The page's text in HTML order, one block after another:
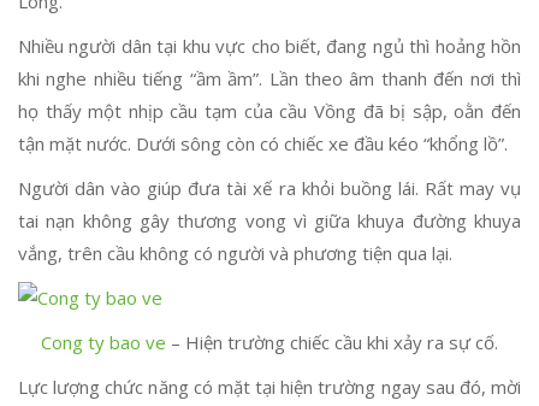
Nhiều người dân tại khu vực cho biết, đang ngủ thì hoảng hồn
khi nghe nhiều tiếng “ầm ầm”. Lần theo âm thanh đến nơi thì
họ thấy một nhịp cầu tạm của cầu Vồng đã bị sập, oằn đến
tận mặt nước. Dưới sông còn có chiếc xe đầu kéo “khổng lồ”.
Người dân vào giúp đưa tài xế ra khỏi buồng lái. Rất may vụ
tai nạn không gây thương vong vì giữa khuya đường khuya
vắng, trên cầu không có người và phương tiện qua lại.
Cong ty bao ve – Hiện trường chiếc cầu khi xảy ra sự cố.
Lực lượng chức năng có mặt tại hiện trường ngay sau đó, mời